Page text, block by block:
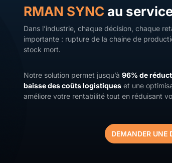
RMAN SYNC au
Dans l’industrie, chaque décision, chaque
importante : rupture de la chaine de
stock mort.
Notre solution permet jusqu’à 96% de
baisse des coûts logistiqueset une
améliore votre rentabilité tout en réduisant
DEMANDER UNE